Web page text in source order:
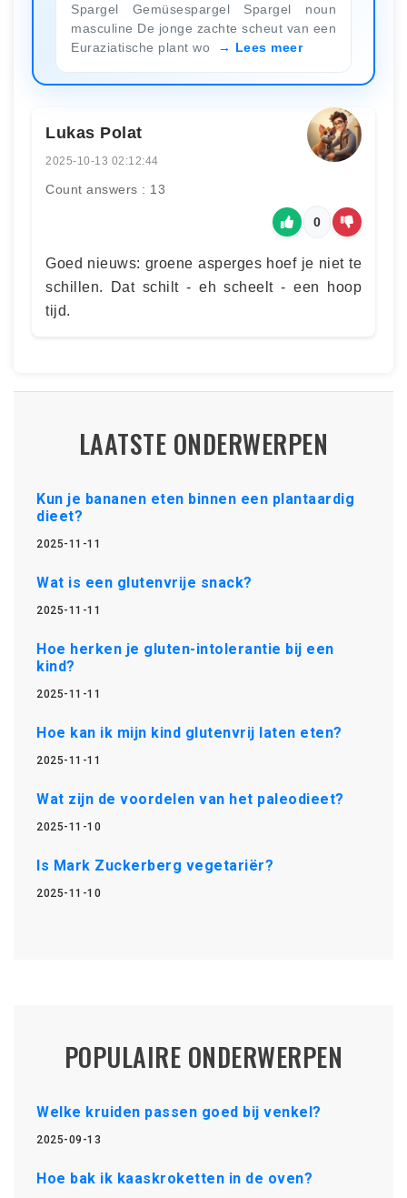
Spargel Gemüsespargel Spargel noun
masculine De jonge zachte scheut van een
Euraziatische plant wo
Lees meer
Lukas Polat
2025-10-13 02:12:44
Count answers : 13
0
Goed nieuws: groene asperges hoef je niet te
schillen. Dat schilt - eh scheelt - een hoop
tijd.
LAATSTE ONDERWERPEN
Kun je bananen eten binnen een plantaardig
dieet?
2025-11-11
Wat is een glutenvrije snack?
2025-11-11
Hoe herken je gluten-intolerantie bij een
kind?
2025-11-11
Hoe kan ik mijn kind glutenvrij laten eten?
2025-11-11
Wat zijn de voordelen van het paleodieet?
2025-11-10
Is Mark Zuckerberg vegetariër?
2025-11-10
POPULAIRE ONDERWERPEN
Welke kruiden passen goed bij venkel?
2025-09-13
Hoe bak ik kaaskroketten in de oven?